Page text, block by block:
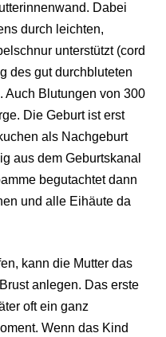
Dabei
durch leichten,
unterstützt (cord
des gut durchbluteten
Auch Blutungen von 300
Die Geburt ist erst
als Nachgeburt
aus dem Geburtskanal
begutachtet dann
und alle Eihäute da
kann die Mutter das
anlegen. Das erste
oft ein ganz
Wenn das Kind